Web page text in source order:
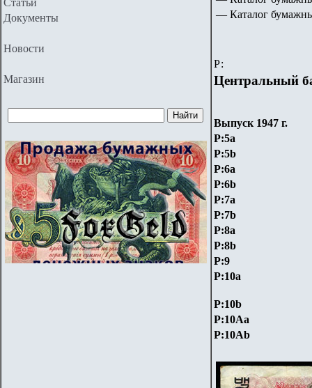
Статьи
Документы
Новости
Магазин
— Каталог
Р:
Центральный
Выпуск 1947 г.
P:5a
P:5b
P:6a
P:6b
P:7a
P:7b
P:8а
P:8b
P:9
P:10a
P:10b
P:10Aа
P:10Ab